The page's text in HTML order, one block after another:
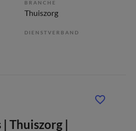
BRANCHE
Thuiszorg
DIENSTVERBAND
Thuiszorg |